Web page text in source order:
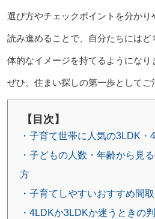
選び方やチェックポイントを分かり
読み進めることで、自分たちには
体的なイメージを持てるようになり
ぜひ、住まい探しの第一歩としてご
【目次】
・子育て世帯に人気の3LDK
・子どもの人数・年齢から見
方
・子育てしやすいおすすめ間
・4LDKか3LDKか迷うときの